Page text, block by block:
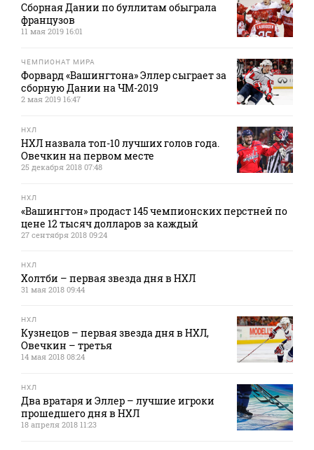
Сборная Дании по буллитам обыграла
французов
11 мая 2019 16:01
ЧЕМПИОНАТ МИРА
Форвард «Вашингтона» Эллер сыграет за
сборную Дании на ЧМ-2019
2 мая 2019 16:47
НХЛ
НХЛ назвала топ-10 лучших голов года.
Овечкин на первом месте
25 декабря 2018 07:48
НХЛ
«Вашингтон» продаст 145 чемпионских перстней по
цене 12 тысяч долларов за каждый
27 сентября 2018 09:24
НХЛ
Холтби – первая звезда дня в НХЛ
31 мая 2018 09:44
НХЛ
Кузнецов – первая звезда дня в НХЛ,
Овечкин – третья
14 мая 2018 08:24
НХЛ
Два вратаря и Эллер – лучшие игроки
прошедшего дня в НХЛ
18 апреля 2018 11:23